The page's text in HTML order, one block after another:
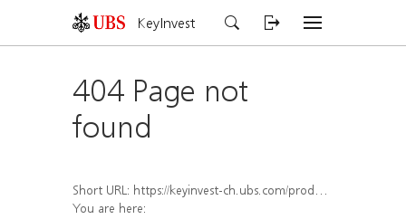
KeyInvest
404 Page not
found
Short URL: https://keyinvest-ch.ubs.com/produkt/detail/index/isin/CH1567054544
You are here: